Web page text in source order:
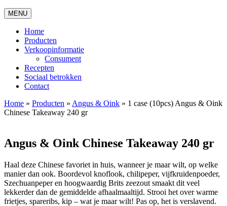
MENU
Home
Producten
Verkoopinformatie
Consument
Recepten
Sociaal betrokken
Contact
Home » Producten » Angus & Oink » 1 case (10pcs) Angus & Oink
Chinese Takeaway 240 gr
Angus & Oink Chinese Takeaway 240 gr
Haal deze Chinese favoriet in huis, wanneer je maar wilt, op welke
manier dan ook. Boordevol knoflook, chilipeper, vijfkruidenpoeder,
Szechuanpeper en hoogwaardig Brits zeezout smaakt dit veel
lekkerder dan de gemiddelde afhaalmaaltijd. Strooi het over warme
frietjes, spareribs, kip – wat je maar wilt! Pas op, het is verslavend.